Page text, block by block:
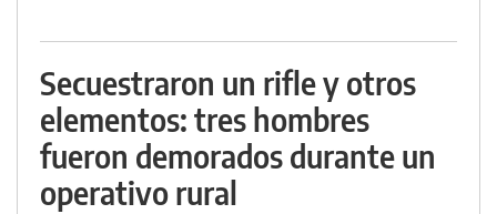
Secuestraron un rifle y otros
elementos: tres hombres
fueron demorados durante un
operativo rural